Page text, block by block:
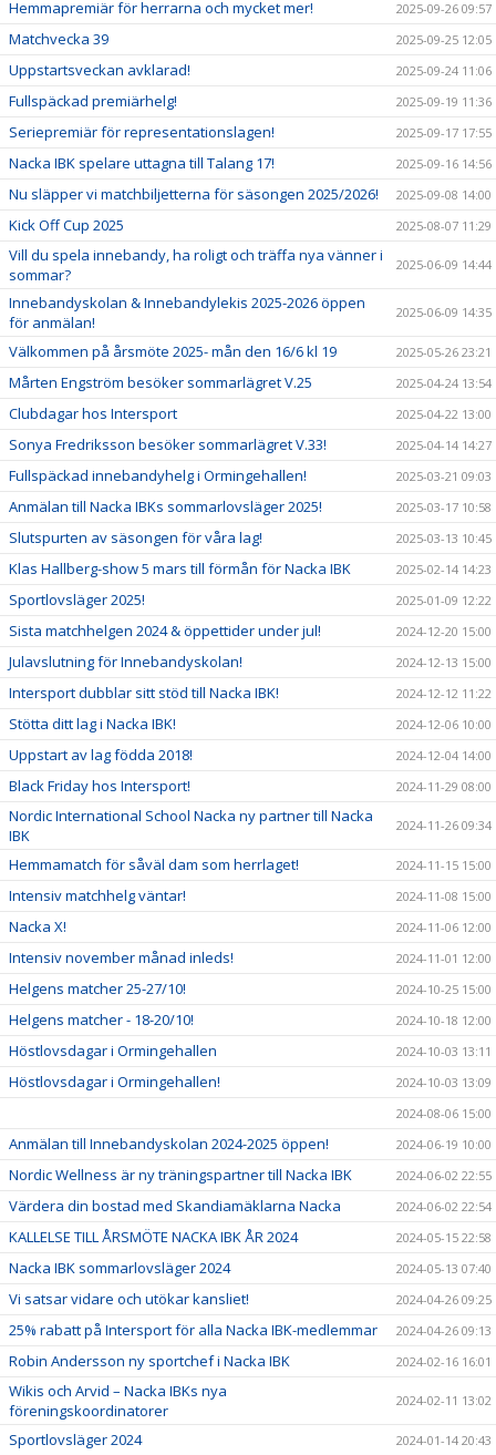
Hemmapremiär för herrarna och mycket mer! 2025-09-26 09:57
Matchvecka 39 2025-09-25 12:05
Uppstartsveckan avklarad! 2025-09-24 11:06
Fullspäckad premiärhelg! 2025-09-19 11:36
Seriepremiär för representationslagen! 2025-09-17 17:55
Nacka IBK spelare uttagna till Talang 17! 2025-09-16 14:56
Nu släpper vi matchbiljetterna för säsongen 2025/2026! 2025-09-08 14:00
Kick Off Cup 2025 2025-08-07 11:29
Vill du spela innebandy, ha roligt och träffa nya vänner i
sommar?
2025-06-09 14:44
Innebandyskolan & Innebandylekis 2025-2026 öppen
för anmälan!
2025-06-09 14:35
Välkommen på årsmöte 2025- mån den 16/6 kl 19 2025-05-26 23:21
Mårten Engström besöker sommarlägret V.25 2025-04-24 13:54
Clubdagar hos Intersport 2025-04-22 13:00
Sonya Fredriksson besöker sommarlägret V.33! 2025-04-14 14:27
Fullspäckad innebandyhelg i Ormingehallen! 2025-03-21 09:03
Anmälan till Nacka IBKs sommarlovsläger 2025! 2025-03-17 10:58
Slutspurten av säsongen för våra lag! 2025-03-13 10:45
Klas Hallberg-show 5 mars till förmån för Nacka IBK 2025-02-14 14:23
Sportlovsläger 2025! 2025-01-09 12:22
Sista matchhelgen 2024 & öppettider under jul! 2024-12-20 15:00
Julavslutning för Innebandyskolan! 2024-12-13 15:00
Intersport dubblar sitt stöd till Nacka IBK! 2024-12-12 11:22
Stötta ditt lag i Nacka IBK! 2024-12-06 10:00
Uppstart av lag födda 2018! 2024-12-04 14:00
Black Friday hos Intersport! 2024-11-29 08:00
Nordic International School Nacka ny partner till Nacka
IBK
2024-11-26 09:34
Hemmamatch för såväl dam som herrlaget! 2024-11-15 15:00
Intensiv matchhelg väntar! 2024-11-08 15:00
Nacka X! 2024-11-06 12:00
Intensiv november månad inleds! 2024-11-01 12:00
Helgens matcher 25-27/10! 2024-10-25 15:00
Helgens matcher - 18-20/10! 2024-10-18 12:00
Höstlovsdagar i Ormingehallen 2024-10-03 13:11
Höstlovsdagar i Ormingehallen!
2024-10-03 13:09
2024-08-06 15:00
Anmälan till Innebandyskolan 2024-2025 öppen! 2024-06-19 10:00
Nordic Wellness är ny träningspartner till Nacka IBK 2024-06-02 22:55
Värdera din bostad med Skandiamäklarna Nacka 2024-06-02 22:54
KALLELSE TILL ÅRSMÖTE NACKA IBK ÅR 2024 2024-05-15 22:58
Nacka IBK sommarlovsläger 2024 2024-05-13 07:40
Vi satsar vidare och utökar kansliet! 2024-04-26 09:25
25% rabatt på Intersport för alla Nacka IBK-medlemmar 2024-04-26 09:13
Robin Andersson ny sportchef i Nacka IBK 2024-02-16 16:01
Wikis och Arvid – Nacka IBKs nya
föreningskoordinatorer
2024-02-11 13:02
Sportlovsläger 2024 2024-01-14 20:43